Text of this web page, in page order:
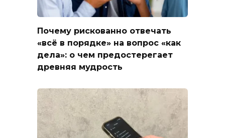
Почему рискованно отвечать
«всё в порядке» на вопрос «как
дела»: о чем предостерегает
древняя мудрость